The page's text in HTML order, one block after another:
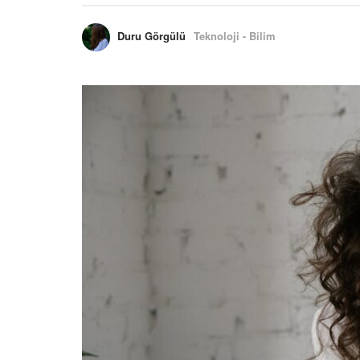
Duru Görgülü Teknoloji - Bilim